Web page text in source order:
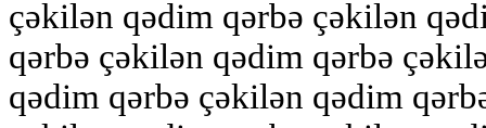
çəkilən qədim qərbə çəkilən
qərbə çəkilən qədim qərbə
qədim qərbə çəkilən qədim